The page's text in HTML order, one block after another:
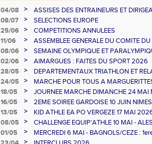
04/08 >
ASSISES DES ENTRAINEURS ET
08/07
>
SELECTIONS EUROPE
25/06
>
COMPETITIONS ANNULEES
11/06
>
ASSEMBLEE GENERALE DU COMITE
08/06
>
SEMAINE OLYMPIQUE ET
GAUJAC
02/06 >
AIMARGUES : FAITES DU SPORT 2026
28/05
>
DEPARTEMENTAUX TRIATHLON ET
24/05
>
MARCHE POUR TOUS A
18/05
>
JOURNEE MARCHE DIMANCHE 24 MAI
16/05
>
2EME SOIREE GARDOISE 10 JUIN NIMES
13/05
>
KID ATHLE EA PO VERGEZE 17 MAI
08/05
>
CHALLENGE EQUIP'ATHLE 10 MAI -
01/05
>
MERCREDI 6 MAI - BAGNOLS/CEZE :
>